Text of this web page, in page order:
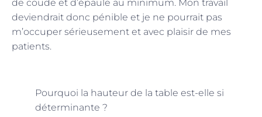
de coude et d’épaule au minimum. Mon travail
deviendrait donc pénible et je ne pourrait pas
m’occuper sérieusement et avec plaisir de mes
patients.
Pourquoi la hauteur de la table est-elle si
déterminante ?